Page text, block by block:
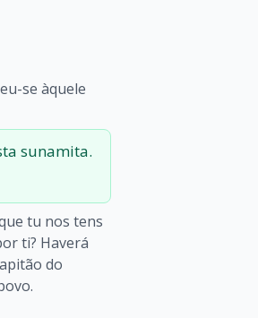
se àquele
sunamita.
tu nos tens
ti? Haverá
do